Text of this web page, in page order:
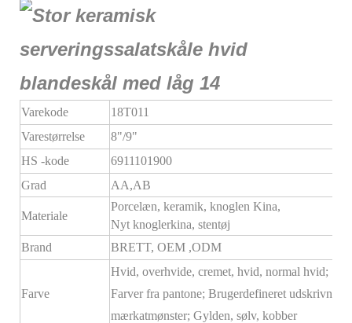
Varekode
18T011
Varestørrelse
8"/9"
HS -kode
6911101900
Grad
AA,AB
Materiale
Porcelæn, keramik, knoglen Kina,
Nyt knoglerkina, stentøj
Brand
BRETT, OEM ,ODM
Farve
Hvid, overhvide, cremet, hvid, normal hvid;
Farver fra pantone; Brugerdefineret udskrivning,
mærkatmønster; Gylden, sølv, kobber